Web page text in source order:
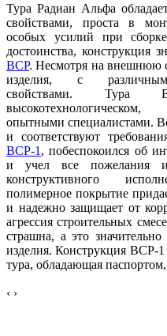
Тура Радиан Альфа
свойствами, проста в
особых усилий при
достоинства, конструкция
ВСР. Несмотря на внешнюю
изделия, с
свойствами. Тура
опытными специалистами.
и соответствуют
ВСР-1 , побеспокоился об
и учел все пожелания и
конструктивного
полимерное покрытие
и надежно защищает от
агрессия строительных
страшна, а это
изделия. Конструкция ВСР-
тура, обладающая
‹ ›